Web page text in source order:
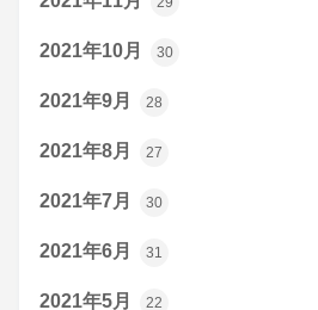
2021年10月 30
2021年9月 28
2021年8月 27
2021年7月 30
2021年6月 31
2021年5月 22